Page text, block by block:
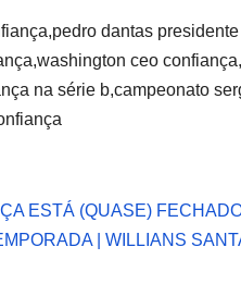
dantas
ceo
na série b,campeonato
ESTÁ (QUASE)
| WILLIANS